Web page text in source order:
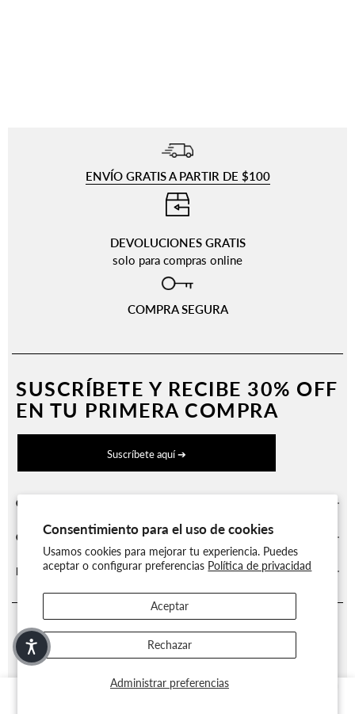
Consentimiento para el uso de cookies
Usamos cookies para mejorar tu experiencia. Puedes
aceptar o configurar preferencias Política de privacidad
Administrar preferencias
Aceptar
Rechazar
ENVÍO GRATIS A PARTIR DE $100
DEVOLUCIONES GRATIS
solo para compras online
COMPRA SEGURA
SUSCRÍBETE Y RECIBE 30% OFF
EN TU PRIMERA COMPRA
Suscríbete aquí ➔
CATEGORÍAS
CUENTA Y BENEFICIOS
INFORMARCIÓN LEGAL